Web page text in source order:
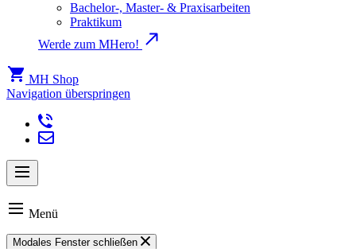
Bachelor-, Master- & Praxisarbeiten
Praktikum
Werde zum MHero!
MH Shop
Navigation überspringen
Menü
Modales Fenster schließen